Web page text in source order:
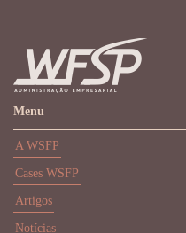
Menu
A WSFP
Cases WSFP
Artigos
Notícias